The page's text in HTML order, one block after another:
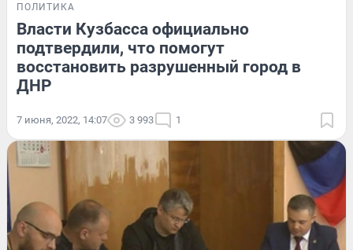
ПОЛИТИКА
Власти Кузбасса официально
подтвердили, что помогут
восстановить разрушенный город в
ДНР
7 июня, 2022, 14:07 3 993 1